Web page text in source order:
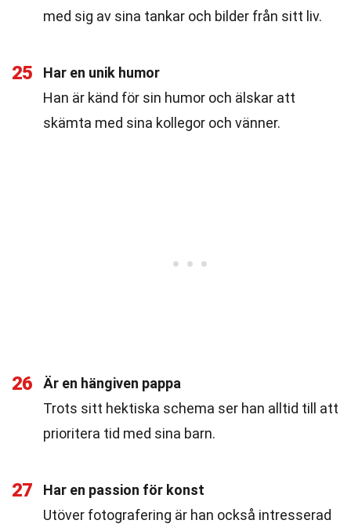
med sig av sina tankar och bilder från sitt liv.
25
Har en unik humor
Han är känd för sin humor och älskar att
skämta med sina kollegor och vänner.
26
Är en hängiven pappa
Trots sitt hektiska schema ser han alltid till att
prioritera tid med sina barn.
27
Har en passion för konst
Utöver fotografering är han också intresserad